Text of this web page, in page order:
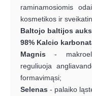
raminamosiomis
kosmetikos ir
Baltojo baltijos
98% Kalcio
Magnis -
reguliuoja
formavimąsi;
Selenas - palaiko